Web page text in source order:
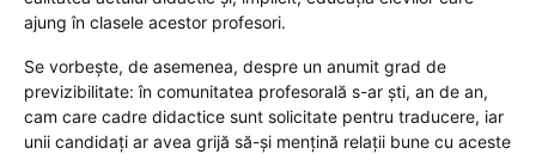
ajung în clasele acestor profesori.
Se vorbește, de asemenea, despre un anumit grad de
previzibilitate: în comunitatea profesorală s-ar ști, an de an,
cam care cadre didactice sunt solicitate pentru traducere, iar
unii candidați ar avea grijă să-și mențină relații bune cu aceste